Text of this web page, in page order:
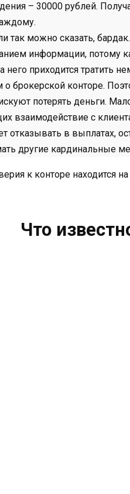
– 30000 рублей.
так можно сказать,
информации, потому
него приходится тратить
брокерской конторе.
потерять деньги.
взаимодействие с
отказывать в выплатах,
другие кардинальные
к конторе находится
Что